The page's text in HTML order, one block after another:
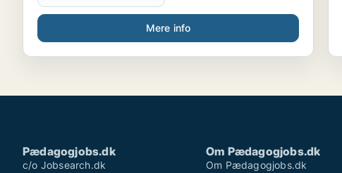
Mere info
Pædagogjobs.dk
c/o Jobsearch.dk
Om Pædagogjobs.dk
Om Pædagogjobs.dk